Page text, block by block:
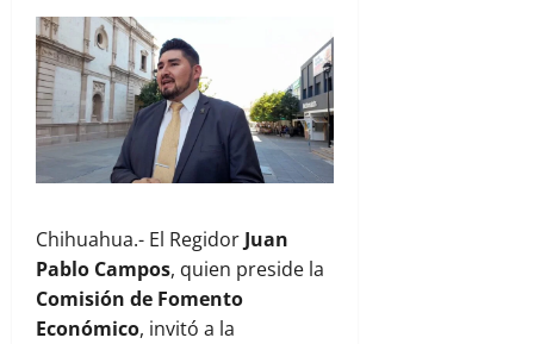
Chihuahua.- El Regidor Juan
Pablo Campos, quien preside la
Comisión de Fomento
Económico, invitó a la